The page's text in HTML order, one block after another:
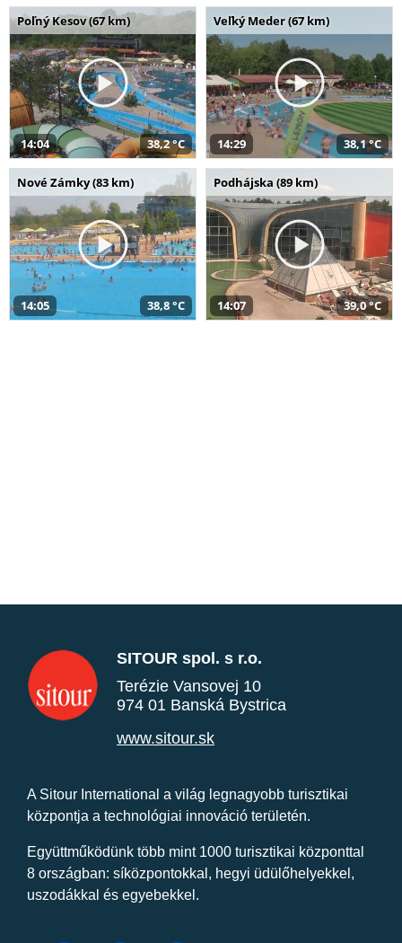
Poľný Kesov (67 km)
14:04 38,2 °C
Veľký Meder (67 km)
14:29 38,1 °C
Nové Zámky (83 km)
14:05 38,8 °C
Podhájska (89 km)
14:07 39,0 °C
SITOUR spol. s r.o.
Terézie Vansovej 10
974 01 Banská Bystrica
www.sitour.sk
A Sitour International a világ legnagyobb turisztikai
központja a technológiai innováció területén.
Együttműködünk több mint 1000 turisztikai központtal
8 országban: síközpontokkal, hegyi üdülőhelyekkel,
uszodákkal és egyebekkel.